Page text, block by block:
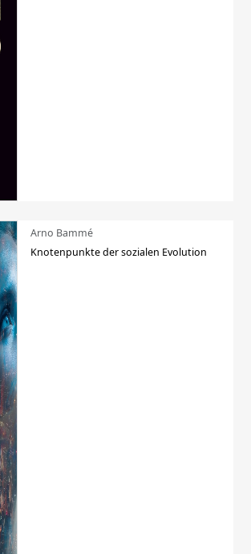
Arno Bammé
Knotenpunkte der sozialen Evolution